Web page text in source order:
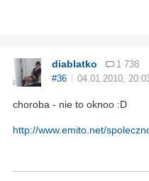
diablatko
1 738
#36
04.01.2010,
choroba - nie to oknoo :D
http://www.emito.net/